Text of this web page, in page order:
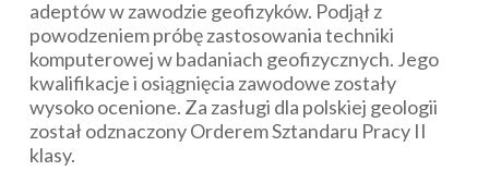
adeptów w zawodzie geofizyków. Podjął z
powodzeniem próbę zastosowania techniki
komputerowej w badaniach geofizycznych. Jego
kwalifikacje i osiągnięcia zawodowe zostały
wysoko ocenione. Za zasługi dla polskiej geologii
został odznaczony Orderem Sztandaru Pracy II
klasy.